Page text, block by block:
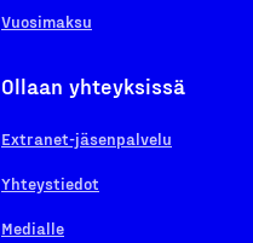
Vuosimaksu
Ollaan yhteyksissä
Extranet-jäsenpalvelu
Yhteystiedot
Medialle